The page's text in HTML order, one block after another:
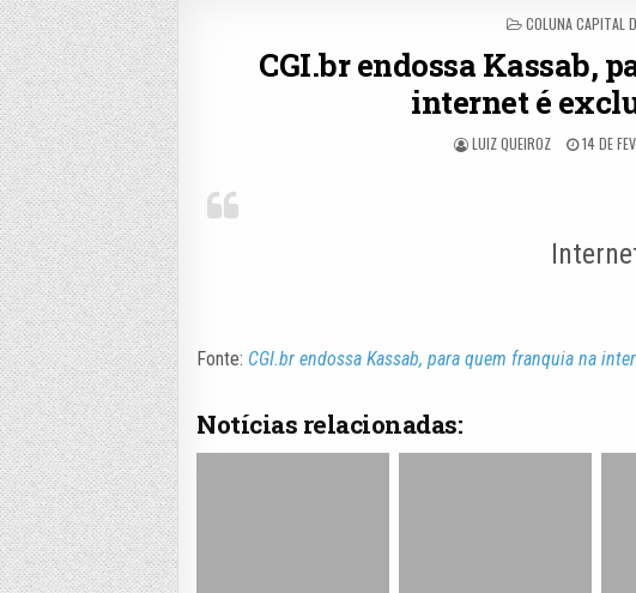
POSTED
COLUNA CAPITAL
CGI.br endossa Kassab,
internet é
LUIZ QUEIROZ 14 DE
Fonte: CGI.br endossa Kassab, para quem franquia na
Notícias relacionadas: